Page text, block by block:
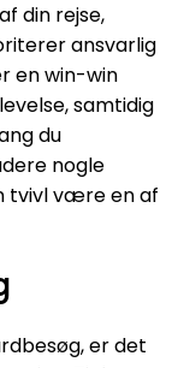
din rejse,
ansvarlig
en win-win
samtidig
du
nogle
tvivl være en af
er det